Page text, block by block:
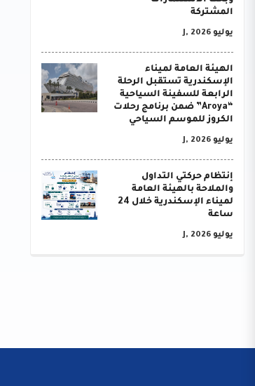
المشتركة
يوليو J, 2026
الهيئة العامة لميناء
الإسكندرية تستقبل الرحلة
الرابعة للسفينة السياحية
“Aroya” ضمن برنامج رحلات
الكروز للموسم السياحي
يوليو J, 2026
إنتظام حركتي التداول
والملاحة بالهيئة العامة
لميناء الإسكندرية خلال 24
ساعة
يوليو J, 2026